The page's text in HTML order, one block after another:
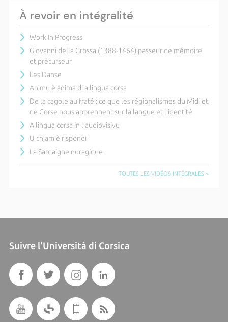
À revoir en intégralité
Work In Progress
Giovanni della Grossa (1388-1464) passeur de mémoire
et précurseur
Iles Danse
Animu è anima di a lingua corsa
De la cagole au fraté : ce que les régionalismes du Midi et
de Corse nous apprennent sur la langue et l’identité
A lingua corsa in l’audiovisivu
U chjam’è rispondi
La Sardaigne nuragique
TOUTES LES VIDÉOS INTÉGRALES >
Suivre l'Università di Corsica